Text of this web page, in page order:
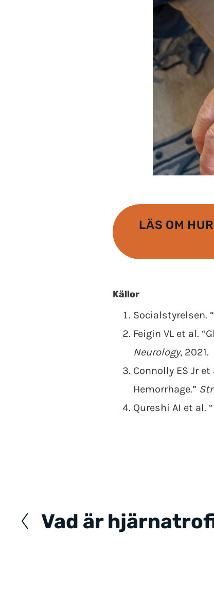
LÄS OM
Källor
Socialstyrelsen.
Feigin VL et al.
Neurology, 2021.
Connolly ES Jr
Hemorrhage.”
Qureshi AI et al.
navigation
Vad är